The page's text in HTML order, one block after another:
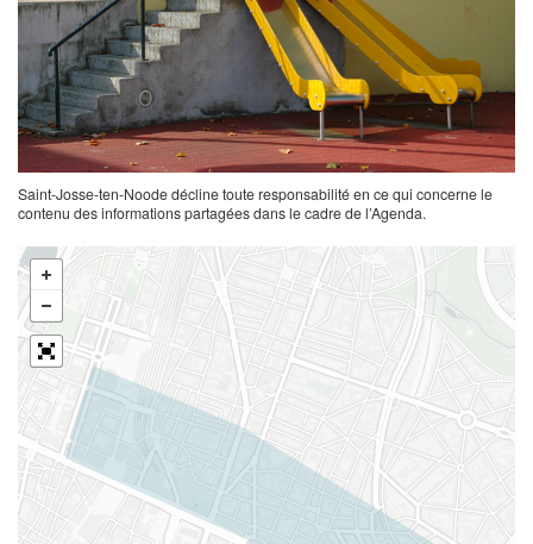
Saint-Josse-ten-Noode décline toute responsabilité en ce qui concerne le
contenu des informations partagées dans le cadre de l’Agenda.